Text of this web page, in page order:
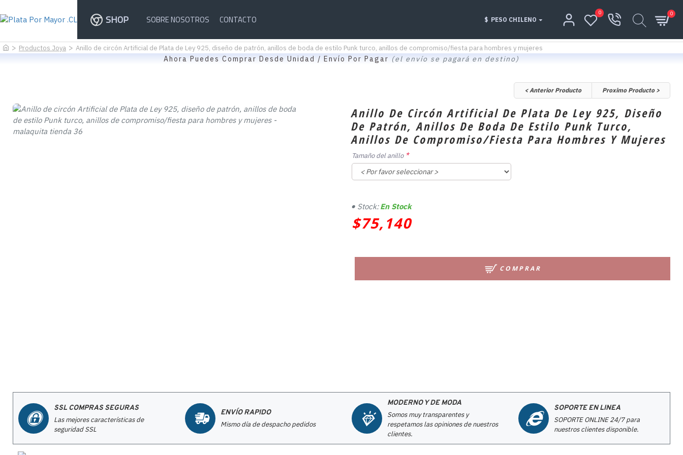
SHOP SOBRE NOSOTROS CONTACTO $ PESO CHILENO
0 0
Productos Joya Anillo de circón Artificial de Plata de Ley 925, diseño de patrón, anillos de boda de estilo Punk turco, anillos de compromiso/fiesta para hombres y mujeres
Ahora Puedes Comprar Desde Unidad / Envío Por Pagar (el envío se pagará en destino)
< Anterior Producto Proximo Producto >
Anillo De Circón Artificial De Plata De Ley 925, Diseño
De Patrón, Anillos De Boda De Estilo Punk Turco,
Anillos De Compromiso/fiesta Para Hombres Y Mujeres
$75,140
Stock: En Stock
Tamaño del anillo
COMPRAR
SSL COMPRAS SEGURAS
Las mejores características de
seguridad SSL
ENVÍO RAPIDO
Mismo día de despacho pedidos
MODERNO Y DE MODA
Somos muy transparentes y
respetamos las opiniones de nuestros
clientes.
SOPORTE EN LINEA
SOPORTE ONLINE 24/7 para
nuestros clientes disponible.